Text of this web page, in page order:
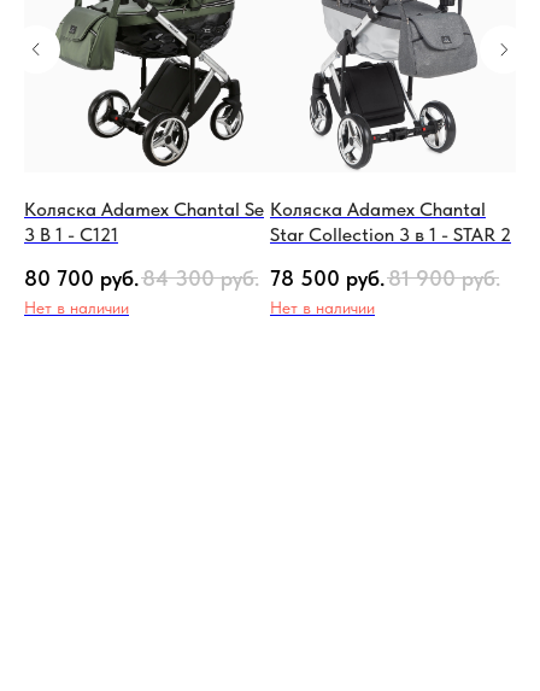
Коляска Adamex Chantal Se
3 В 1 - C121
80 700 руб.84 300 руб.
Нет в наличии
Коляска Adamex Chantal
Star Collection 3 в 1 - STAR 2
78 500 руб.81 900 руб.
Нет в наличии